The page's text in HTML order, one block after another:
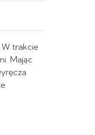
W trakcie
Mając